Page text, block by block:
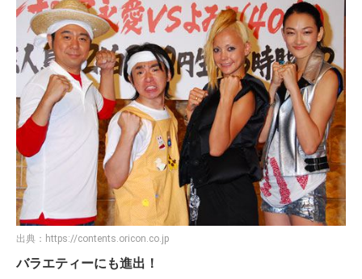
出典： https://contents.oricon.co.jp
バラエティーにも進出！